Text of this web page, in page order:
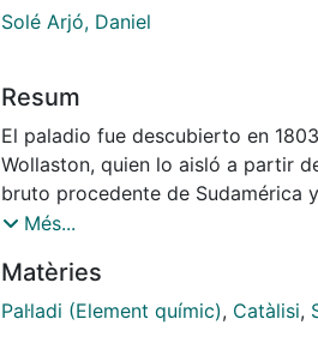
Solé Arjó, Daniel
Resum
El paladio fue descubierto en
Wollaston, quien lo aisló a partir
bruto procedente de Sudamérica
paladio en honor del asteroide
asignó ningún símbolo químico.
Més...
Matèries
Pal·ladi (Element químic), Catàlisi,